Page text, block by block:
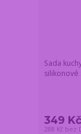
Sada
silikonové
349
288 Kč bez